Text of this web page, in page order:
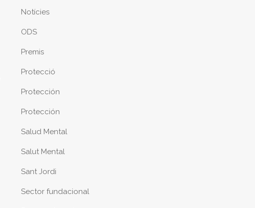
Notícies
ODS
Premis
Protecció
Protección
Protección
Salud Mental
Salut Mental
Sant Jordi
Sector fundacional